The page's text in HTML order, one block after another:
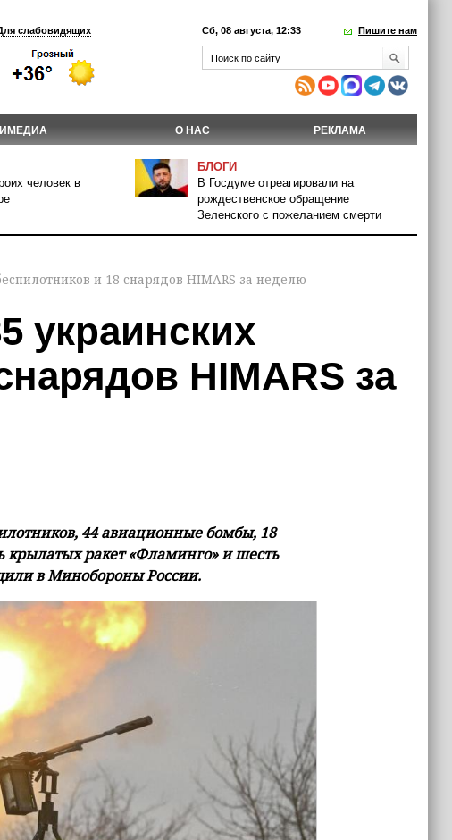
слабовидящих Сб, 08 августа, 12:33 Пишите нам
О НАС РЕКЛАМА
человек в
БЛОГИ
В Госдуме отреагировали на
рождественское обращение
Зеленского с пожеланием смерти
и 18 снарядов HIMARS за неделю
украинских
HIMARS за
44 авиационные бомбы, 18
крылатых ракет «Фламинго» и шесть
в Минобороны России.